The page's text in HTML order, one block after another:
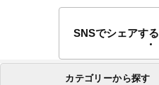
SNSでシェアする
カテゴリーから探す